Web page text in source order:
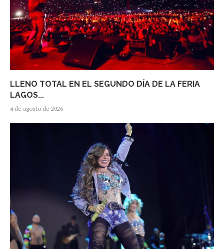
LLENO TOTAL EN EL SEGUNDO DÍA DE LA FERIA
LAGOS...
4 de agosto de 2026